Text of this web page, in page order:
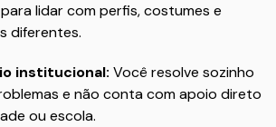
lidar com perfis, costumes e
diferentes.
institucional: Você resolve sozinho
e não conta com apoio direto
ou escola.